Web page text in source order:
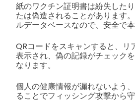
紙のワクチン証明書は紛失した
たは偽造されることがあります
ルデータベースなので、安全で本
QRコードをスキャンすると、リ
表示され、偽の記録がチェック
なります。
個人の健康情報が漏れないよう
ることでフィッシング攻撃から